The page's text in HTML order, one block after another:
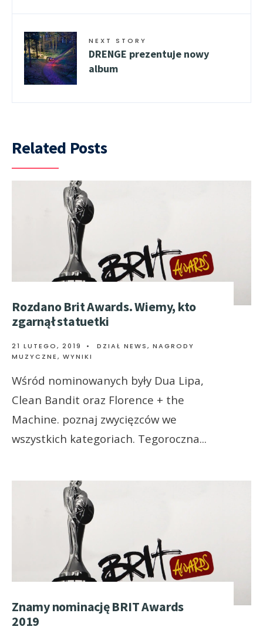
NEXT STORY
DRENGE prezentuje nowy
album
Related Posts
Rozdano Brit Awards. Wiemy, kto
zgarnął statuetki
21 LUTEGO, 2019 • DZIAŁ NEWS, NAGRODY
MUZYCZNE, WYNIKI
Wśród nominowanych były Dua Lipa,
Clean Bandit oraz Florence + the
Machine. poznaj zwycięzców we
wszystkich kategoriach. Tegoroczna...
Znamy nominację BRIT Awards
2019